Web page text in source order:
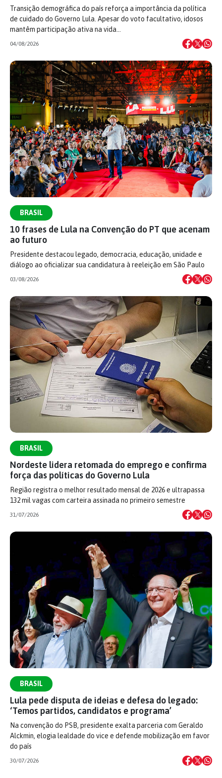
Transição demográfica do país reforça a importância da política
de cuidado do Governo Lula. Apesar do voto facultativo, idosos
mantêm participação ativa na vida…
04/08/2026
BRASIL
10 frases de Lula na Convenção do PT que acenam
ao futuro
Presidente destacou legado, democracia, educação, unidade e
diálogo ao oficializar sua candidatura à reeleição em São Paulo
03/08/2026
BRASIL
Nordeste lidera retomada do emprego e confirma
força das políticas do Governo Lula
Região registra o melhor resultado mensal de 2026 e ultrapassa
132 mil vagas com carteira assinada no primeiro semestre
31/07/2026
BRASIL
Lula pede disputa de ideias e defesa do legado:
‘Temos partidos, candidatos e programa’
Na convenção do PSB, presidente exalta parceria com Geraldo
Alckmin, elogia lealdade do vice e defende mobilização em favor
do país
30/07/2026